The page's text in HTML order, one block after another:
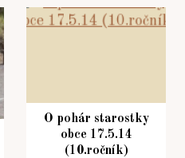
O pohár starostky
obce 17.5.14
(10.ročník)